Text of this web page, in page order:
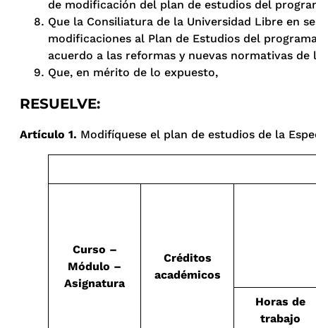
de modificación del plan de estudios del
Que la Consiliatura de la Universidad Libre en
modificaciones al Plan de Estudios del
acuerdo a las reformas y nuevas normativas
Que, en mérito de lo expuesto,
RESUELVE:
Artículo 1. Modifíquese el plan de estudios de la
Curso –
Módulo –
Asignatura
Créditos
académicos
Horas de
trabajo